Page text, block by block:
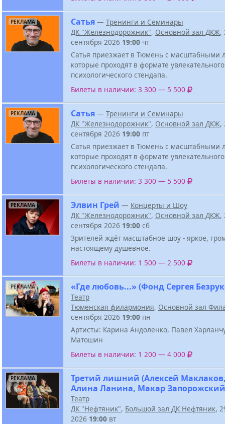
РЕКЛАМА Сатья — Тренинги и Семинары
ДК "Железнодорожник", Основной зал ДКЖ,
сентября 2026 19:00 чт
Сатья приезжает в Тюмень с масштабными
которые проходят в формате увлекательного
психологического стендапа.
Билеты в наличии: 3 300 — 5 500
РЕКЛАМА Сатья — Тренинги и Семинары
ДК "Железнодорожник", Основной зал ДКЖ,
сентября 2026 19:00 пт
Сатья приезжает в Тюмень с масштабными
которые проходят в формате увлекательного
психологического стендапа.
Билеты в наличии: 3 300 — 5 500
РЕКЛАМА Элвин Грей — Концерты и Шоу
ДК "Железнодорожник", Основной зал ДКЖ,
сентября 2026 19:00 сб
Зрителей ждёт масштабное шоу - яркое,
настоящему душевное.
Билеты в наличии: 1 500 — 2 500
РЕКЛАМА «Где любовь...» (Фонд Сергея
Театр
Тюменская филармония, Основной зал
сентября 2026 19:00 пн
Артисты: Карина Андоленко, Павел
Матошин
Билеты в наличии: 1 200 — 4 000
РЕКЛАМА
Третий лишний (Алексей
Алина Ланина, Макар
Театр
ДК "Нефтяник", Большой зал ДК Нефтяник,
2026 19:00 вт